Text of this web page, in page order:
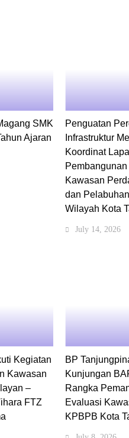
SMK
Ajaran
Penguatan
Infrastruktur
Koordinat
Kawasan
dan
Wilayah Kota
July 14, 2026
Kegiatan
Kawasan
–
FTZ
BP
Kunjungan
Rangka
Evaluasi
KPBPB Kota